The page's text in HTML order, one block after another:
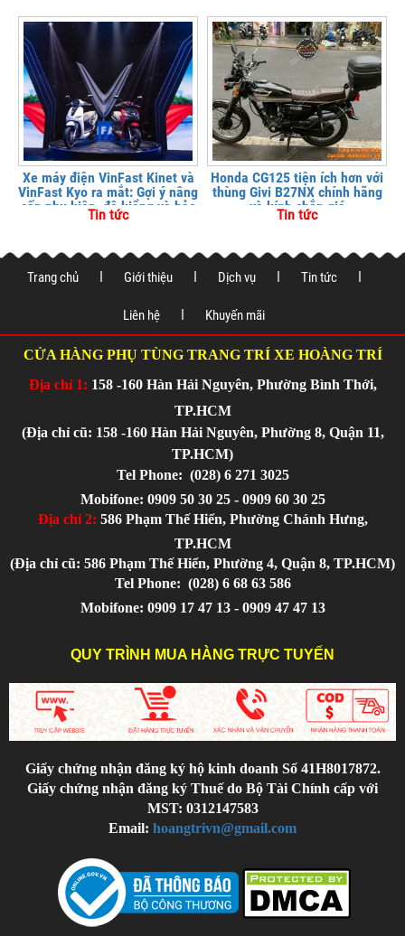
Xe máy điện VinFast Kinet và
VinFast Kyo ra mắt: Gợi ý nâng
cấp phụ kiện, độ kiểng và bảo
vệ xe tại
Tin tức
Honda CG125 tiện ích hơn với
thùng Givi B27NX chính hãng
và kính chắn gió
Tin tức
Trang chủ Giới thiệu Dịch vụ Tin tức
Liên hệ Khuyến mãi
CỬA HÀNG PHỤ TÙNG TRANG TRÍ XE HOÀNG TRÍ
Địa chỉ 1: 158 -160 Hàn Hải Nguyên, Phường Bình Thới,
TP.HCM
(Địa chỉ cũ: 158 -160 Hàn Hải Nguyên, Phường 8, Quận 11,
TP.HCM)
Tel Phone: (028) 6 271 3025
Mobifone: 0909 50 30 25 - 0909 60 30 25
Địa chỉ 2: 586 Phạm Thế Hiển, Phường Chánh Hưng,
TP.HCM
(Địa chỉ cũ: 586 Phạm Thế Hiển, Phường 4, Quận 8, TP.HCM)
Tel Phone: (028) 6 68 63 586
Mobifone: 0909 17 47 13 - 0909 47 47 13
QUY TRÌNH MUA HÀNG TRỰC TUYẾN
Giấy chứng nhận đăng ký hộ kinh doanh Số 41H8017872.
Giấy chứng nhận đăng ký Thuế do Bộ Tài Chính cấp với
MST: 0312147583
Email: hoangtrivn@gmail.com